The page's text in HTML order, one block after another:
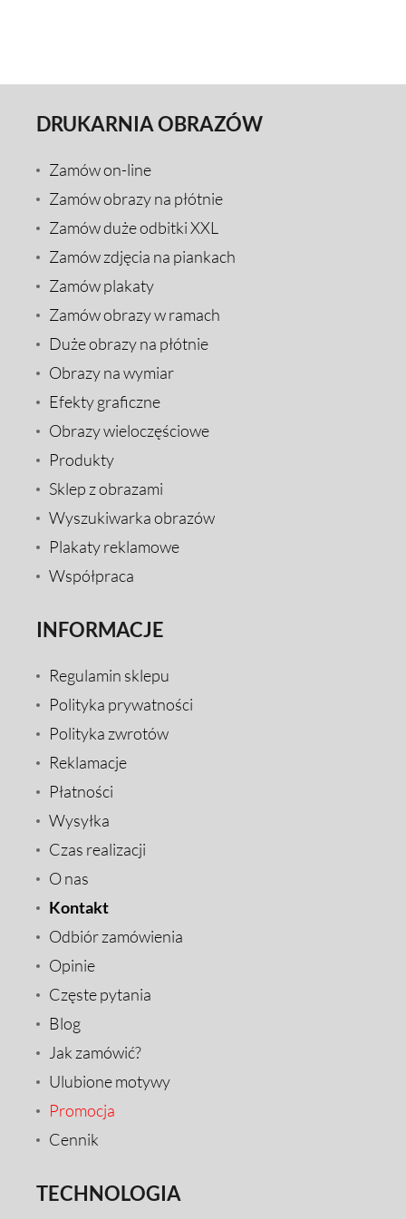
DRUKARNIA OBRAZÓW
Zamów on-line
Zamów obrazy na płótnie
Zamów duże odbitki XXL
Zamów zdjęcia na piankach
Zamów plakaty
Zamów obrazy w ramach
Duże obrazy na płótnie
Obrazy na wymiar
Efekty graficzne
Obrazy wieloczęściowe
Produkty
Sklep z obrazami
Wyszukiwarka obrazów
Plakaty reklamowe
Współpraca
INFORMACJE
Regulamin sklepu
Polityka prywatności
Polityka zwrotów
Reklamacje
Płatności
Wysyłka
Czas realizacji
O nas
Kontakt
Odbiór zamówienia
Opinie
Częste pytania
Blog
Jak zamówić?
Ulubione motywy
Promocja
Cennik
TECHNOLOGIA